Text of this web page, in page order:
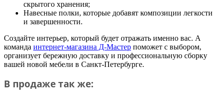
скрытого хранения;
Навесные полки, которые добавят композиции легкости
и завершенности.
Создайте интерьер, который будет отражать именно вас. А
команда интернет-магазина Д-Мастер поможет с выбором,
организует бережную доставку и профессиональную сборку
вашей новой мебели в Санкт-Петербурге.
В продаже так же: